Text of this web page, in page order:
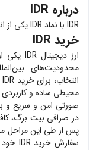
درباره IDR
IDR با نماد IDR یکی از انواع ارزهای دیجیتال است
خرید IDR
ارز دیجیتال IDR یکی
محدودیت‌های
انتخاب، برای خرید IDR
محیطی ساده و کاربردی
صورتی امن و سریع و
در صرافی بیت برگ،
پس از طی این مراحل
سفارش خرید IDR خود